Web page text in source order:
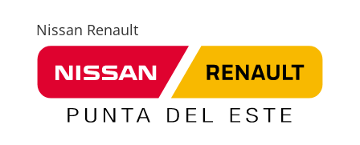
Nissan Renault